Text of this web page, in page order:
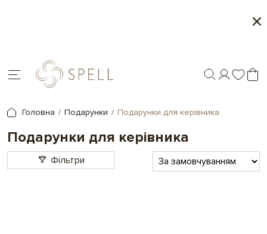
Головна Подарунки Подарунки для керівника
Подарунки для керівника
Фільтри